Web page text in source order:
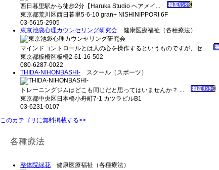
西日暮里駅から徒歩2分【Haruka Studio ヘアメイ...
東京都荒川区西日暮里5-6-10 gran+ NISHINIPPORI 6F
03-5615-2905
東京池袋心理カウンセリング研究会 健康医療福祉（各種療法）
マインドコントロールとは人の心を操作するというものですが、セ...
東京都板橋区板橋2-61-16-502
080-6287-0022
THIDA-NIHONBASHI- スクール（スポーツ）
トレーニングジムはどこも同じだと思ってはいませんか？ ...
東京都中央区日本橋小舟町7-1 カツラビルB1
03-6231-0107
このカテゴリに無料掲載する>>
各種療法
整体院緑花 健康医療福祉（各種療法）